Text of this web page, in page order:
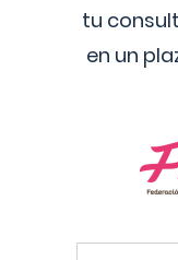
tu
en un